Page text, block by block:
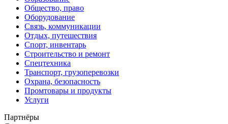
Общество, право
Оборудование
Связь, коммуникации
Отдых, путешествия
Спорт, инвентарь
Строительство и ремонт
Спецтехника
Транспорт, грузоперевозки
Охрана, безопасность
Промтовары и продукты
Услуги
Партнёры